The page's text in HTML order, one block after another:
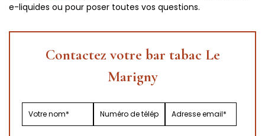
e-liquides ou pour poser toutes vos questions.
Contactez votre bar tabac Le
Marigny